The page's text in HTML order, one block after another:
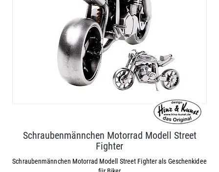
Schraubenmännchen Motorrad Modell Street
Fighter
Schraubenmännchen Motorrad Modell Street Fighter als Geschenkidee